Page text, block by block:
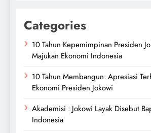
Categories
10 Tahun Kepemimpinan Presiden
Majukan Ekonomi Indonesia
10 Tahun Membangun: Apresiasi
Ekonomi Presiden Jokowi
Akademisi : Jokowi Layak Disebut
Indonesia